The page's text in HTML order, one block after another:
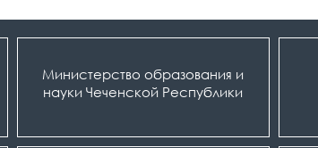
Министерство образования и
науки Чеченской Республики